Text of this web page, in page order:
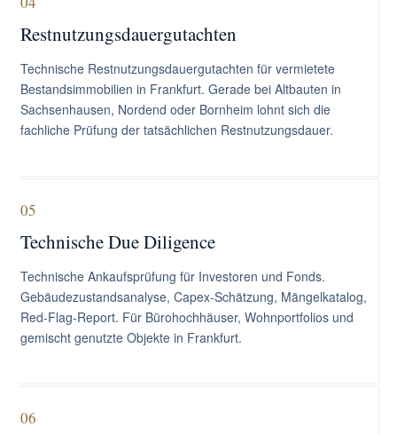
Restnutzungsdauergutachten
Technische Restnutzungsdauergutachten für vermietete
Bestandsimmobilien in Frankfurt. Gerade bei Altbauten in
Sachsenhausen, Nordend oder Bornheim lohnt sich die
fachliche Prüfung der tatsächlichen Restnutzungsdauer.
05
Technische Due Diligence
Technische Ankaufsprüfung für Investoren und Fonds.
Gebäudezustandsanalyse, Capex-Schätzung, Mängelkatalog,
Red-Flag-Report. Für Bürohochhäuser, Wohnportfolios und
gemischt genutzte Objekte in Frankfurt.
06